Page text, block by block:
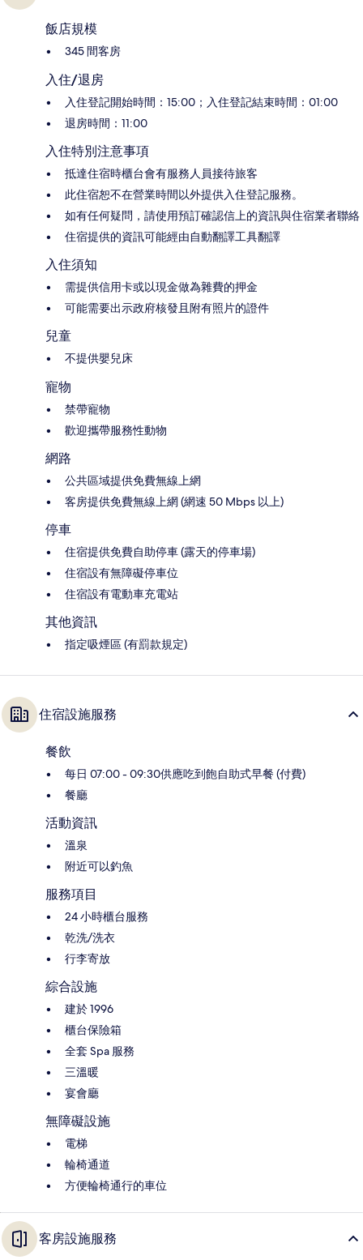
飯店規模
345 間客房
入住/退房
入住登記開始時間：15:00；入住登記結束時間：01:00
退房時間：11:00
入住特別注意事項
抵達住宿時櫃台會有服務人員接待旅客
此住宿恕不在營業時間以外提供入住登記服務。
如有任何疑問，請使用預訂確認信上的資訊與住宿業者聯絡
住宿提供的資訊可能經由自動翻譯工具翻譯
入住須知
需提供信用卡或以現金做為雜費的押金
可能需要出示政府核發且附有照片的證件
兒童
不提供嬰兒床
寵物
禁帶寵物
歡迎攜帶服務性動物
網路
公共區域提供免費無線上網
客房提供免費無線上網 (網速 50 Mbps 以上)
停車
住宿提供免費自助停車 (露天的停車場)
住宿設有無障礙停車位
住宿設有電動車充電站
其他資訊
指定吸煙區 (有罰款規定)
住宿設施服務
餐飲
每日 07:00 - 09:30供應吃到飽自助式早餐 (付費)
餐廳
活動資訊
溫泉
附近可以釣魚
服務項目
24 小時櫃台服務
乾洗/洗衣
行李寄放
綜合設施
建於 1996
櫃台保險箱
全套 Spa 服務
三溫暖
宴會廳
無障礙設施
電梯
輪椅通道
方便輪椅通行的車位
客房設施服務